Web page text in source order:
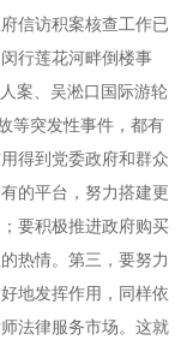
信访积案核查工作已
行莲花河畔倒楼事
人案、吴淞口国际游轮
等突发性事件，都有
得到党委政府和群众
的平台，努力搭建更
要积极推进政府购买
热情。第三，要努力
地发挥作用，同样依
法律服务市场。这就